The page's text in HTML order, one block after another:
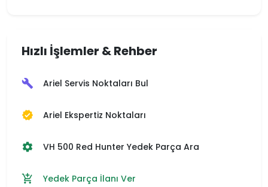
Hızlı İşlemler & Rehber
build Ariel Servis Noktaları Bul
verified Ariel Ekspertiz Noktaları
settings VH 500 Red Hunter Yedek Parça Ara
add_shopping_cart Yedek Parça İlanı Ver